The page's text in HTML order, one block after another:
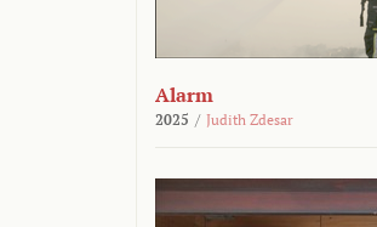
Alarm
2025 / Judith Zdesar